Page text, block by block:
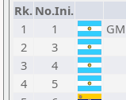
Rk. No.Ini.
1
1 GM
2
3
3
4
4
5